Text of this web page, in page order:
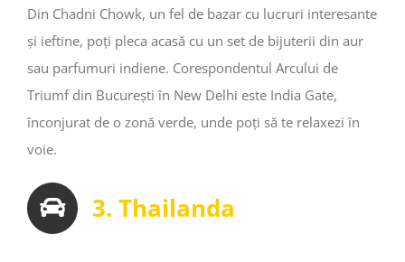
Din Chadni Chowk, un fel de bazar cu lucruri interesante
și ieftine, poți pleca acasă cu un set de bijuterii din aur
sau parfumuri indiene. Corespondentul Arcului de
Triumf din București în New Delhi este India Gate,
înconjurat de o zonă verde, unde poți să te relaxezi în
voie.
3. Thailanda